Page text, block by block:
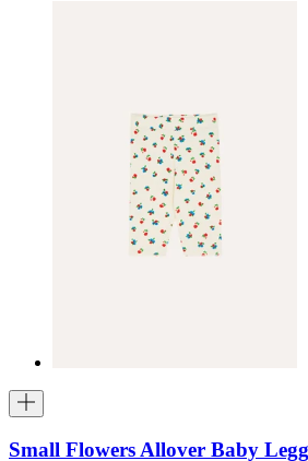
Small Flowers Allover Baby